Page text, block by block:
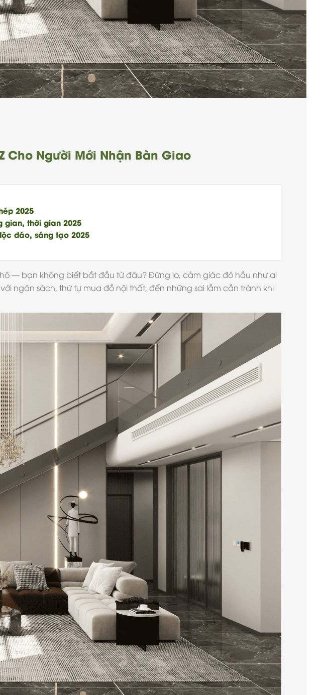
Cho Người Mới Nhận Bàn Giao
2025
gian, thời gian 2025
đáo, sáng tạo 2025
— bạn không biết bắt đầu từ đâu? Đừng lo, cảm giác đó hầu như ai
ngân sách, thứ tự mua đồ nội thất, đến những sai lầm cần tránh khi